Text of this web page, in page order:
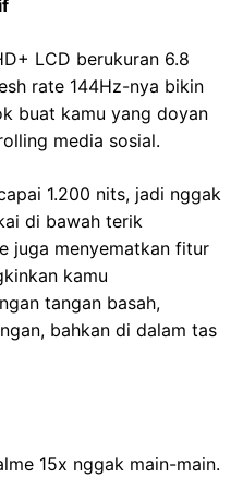
LCD berukuran 6.8
rate 144Hz-nya bikin
buat kamu yang doyan
media sosial.
1.200 nits, jadi nggak
di bawah terik
juga menyematkan fitur
kamu
tangan basah,
bahkan di dalam tas
15x nggak main-main.